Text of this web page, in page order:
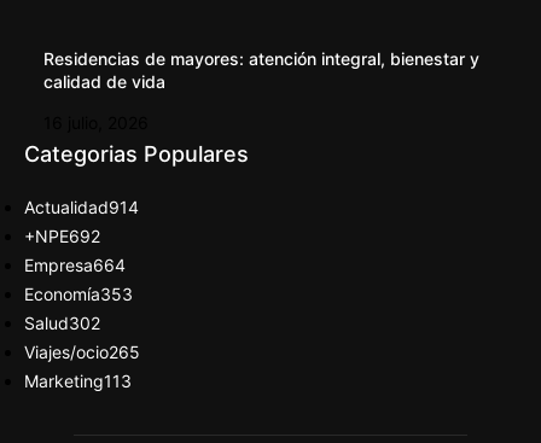
Residencias de mayores: atención integral, bienestar y
calidad de vida
Categorias Populares
Actualidad914
+NPE692
Empresa664
Economía353
Salud302
Viajes/ocio265
Marketing113